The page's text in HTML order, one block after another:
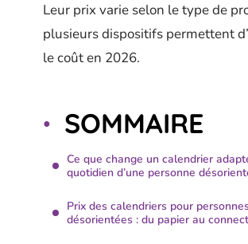
Leur prix varie selon le type de
plusieurs dispositifs permettent
le coût en 2026.
SOMMAIRE
Ce que change un calendrier
quotidien d’une personne
Prix des calendriers pour personnes
désorientées : du papier au